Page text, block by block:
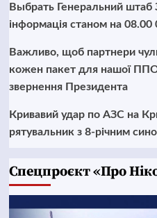
Выбрать Генеральний штаб
інформація станом на 08.00
Важливо, щоб партнери
кожен пакет для нашої
звернення Президента
Кривавий удар по АЗС на
рятувальник з 8-річним
Cпецпроєкт «Про